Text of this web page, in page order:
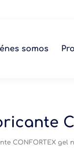
somos
CONFORTEX gel